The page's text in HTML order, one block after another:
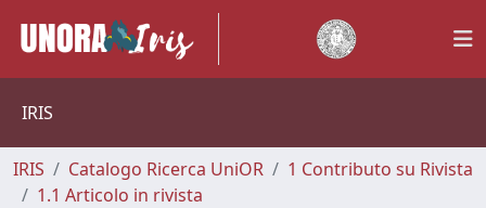
IRIS
IRIS Catalogo Ricerca UniOR
1 Contributo su Rivista
1.1 Articolo in rivista